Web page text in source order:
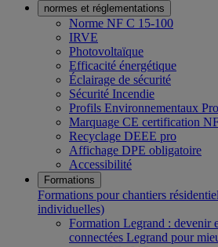
normes et réglementations
Norme NF C 15-100
IRVE
Photovoltaïque
Efficacité énergétique
Éclairage de sécurité
Sécurité Incendie
Profils Environnementaux
Marquage CE certification
Recyclage DEEE pro
Affichage DPE obligatoire
Accessibilité
Formations
Formations pour chantiers
individuelles)
Formation Legrand : devenir
connectées Legrand pour